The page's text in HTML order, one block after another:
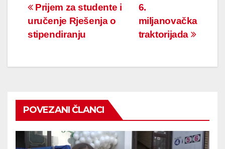
Navigacija
članaka
6.
miljanovačka
traktorijada
Prijem za studente i
uručenje Rješenja o
stipendiranju
POVEZANI ČLANCI